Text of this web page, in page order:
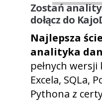
Zostań
dołącz do
Najlepsza
analityka
pełnych
Excela, SQLa,
Pythona z